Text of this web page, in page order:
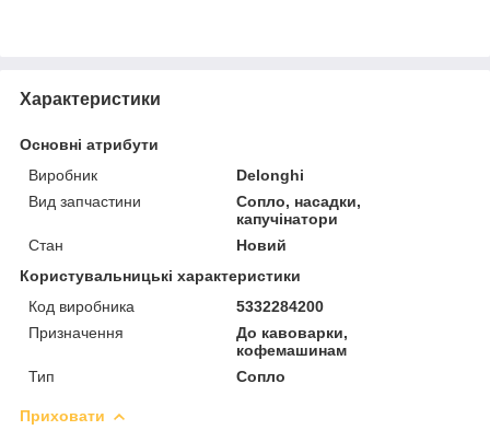
Характеристики
Основні атрибути
Виробник
Delonghi
Вид запчастини
Сопло, насадки,
капучінатори
Стан
Новий
Користувальницькі характеристики
Код виробника
5332284200
Призначення
До кавоварки,
кофемашинам
Тип
Сопло
Приховати